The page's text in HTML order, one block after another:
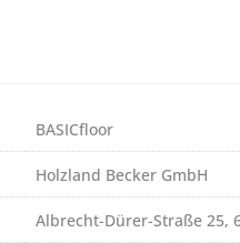
BASICfloor
Holzland Becker GmbH
Albrecht-Dürer-Straße 25,